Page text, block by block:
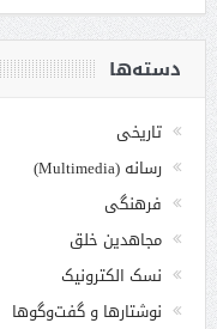
دسته‌ها
تاریخی
رسانه (Multimedia)
فرهنگی
مجاهدین خلق
نسک الکترونیک
نوشتارها و گفت‌وگوها